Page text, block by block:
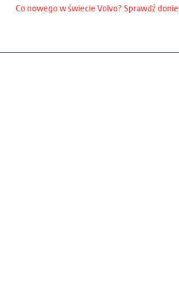
Co nowego w świecie Volvo? Sprawdź